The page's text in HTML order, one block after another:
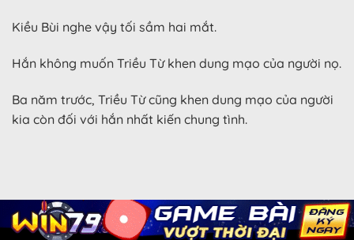
Kiều Bùi nghe vậy tối sầm hai mắt.
Hắn không muốn Triều Từ khen dung mạo của người nọ.
Ba năm trước, Triều Từ cũng khen dung mạo của người
kia còn đối với hắn nhất kiến chung tình.